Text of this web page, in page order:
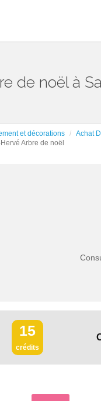
de noël à
et décorations
Achat
Arbre de noël
- Vous pouvez choisir
d’acheter vos
15
crédits